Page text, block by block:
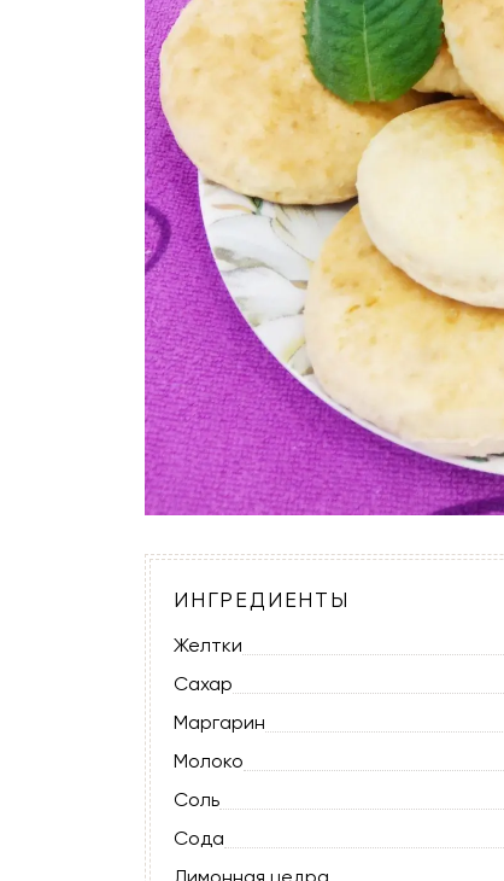
ИНГРЕДИЕНТЫ
Желтки
Сахар
Маргарин
Молоко
Соль
Сода
Лимонная цедра